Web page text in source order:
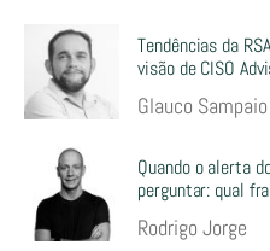
Tendências da
visão de CISO
Glauco Sampaio
Quando o alerta
perguntar: qual
Rodrigo Jorge